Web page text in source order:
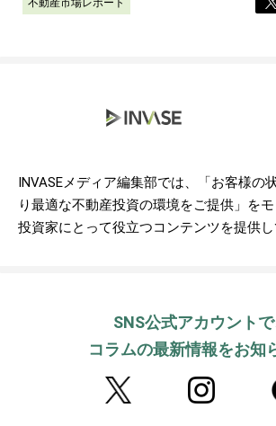
不動産市場レポート
INVASEメディア編集部では、「お客様の
り最適な不動産投資の環境をご提供」を
投資家にとって役立つコンテンツを提供し
SNS公式アカウントで
コラムの最新情報をお知